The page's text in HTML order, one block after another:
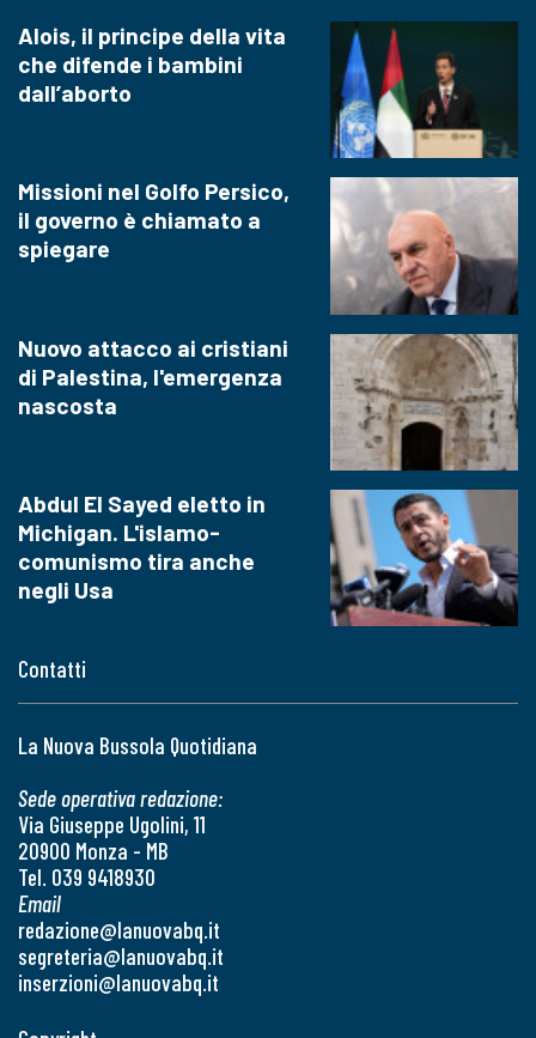
Contatti
La Nuova Bussola Quotidiana
Sede operativa redazione:
Via Giuseppe Ugolini, 11
20900 Monza - MB
Tel. 039 9418930
Email
redazione@lanuovabq.it
segreteria@lanuovabq.it
inserzioni@lanuovabq.it
Alois, il principe della vita
che difende i bambini
dall’aborto
Missioni nel Golfo Persico,
il governo è chiamato a
spiegare
Nuovo attacco ai cristiani
di Palestina, l'emergenza
nascosta
Abdul El Sayed eletto in
Michigan. L'islamo-
comunismo tira anche
negli Usa